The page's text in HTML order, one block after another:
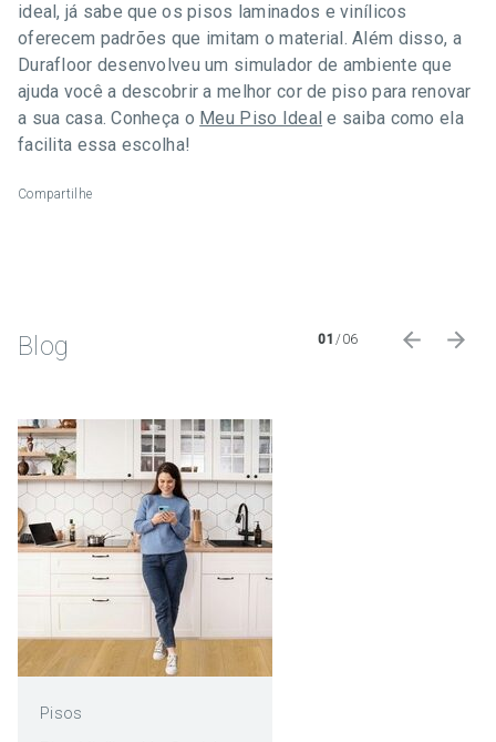
ideal, já sabe que os pisos laminados e vinílicos
oferecem padrões que imitam o material. Além disso, a
Durafloor desenvolveu um simulador de ambiente que
ajuda você a descobrir a melhor cor de piso para renovar
a sua casa. Conheça o Meu Piso Ideal e saiba como ela
facilita essa escolha!
Compartilhe
Blog 01 /06
Pisos